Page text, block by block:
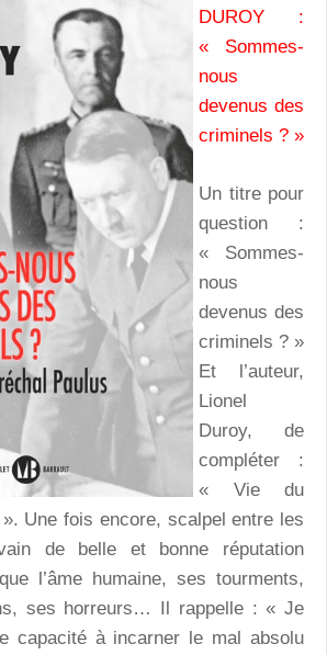
DUROY :
« Sommes-
nous
devenus des
criminels ? »
Un titre pour
question :
« Sommes-
nous
devenus des
criminels ? »
Et l’auteur,
Lionel
Duroy, de
compléter :
« Vie du
Une fois encore, scalpel entre les
de belle et bonne réputation
l’âme humaine, ses tourments,
ses horreurs… Il rappelle : « Je
capacité à incarner le mal absolu